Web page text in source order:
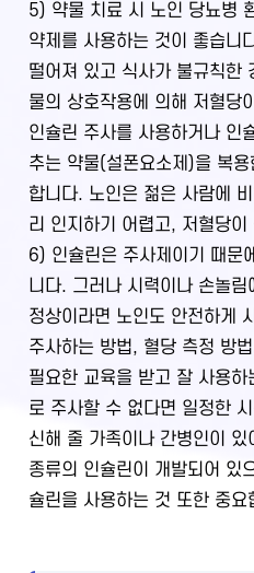
5) 약물 치료 시 노인 당뇨병
약제를 사용하는 것이 좋습니
떨어져 있고 식사가 불규칙한
물의 상호작용에 의해 저혈당
인슐린 주사를 사용하거나 인
추는 약물(설폰요소제)을 복
합니다. 노인은 젊은 사람에
리 인지하기 어렵고, 저혈당
6) 인슐린은 주사제이기 때문
니다. 그러나 시력이나 손놀림
정상이라면 노인도 안전하게
주사하는 방법, 혈당 측정 방
필요한 교육을 받고 잘 사용
로 주사할 수 없다면 일정한
신해 줄 가족이나 간병인이
종류의 인슐린이 개발되어 있
슐린을 사용하는 것 또한 중요